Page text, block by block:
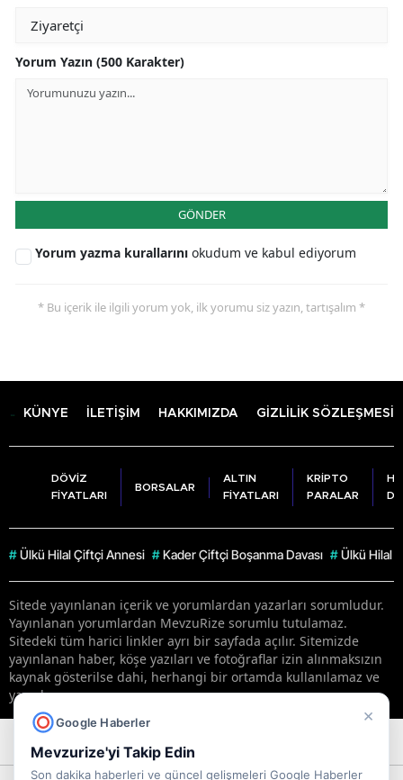
×
Google Haberler
Mevzurize'yi Takip Edin
Son dakika haberleri ve güncel gelişmeleri Google Haberler
Yorum Yazın (500 Karakter)
GÖNDER
Yorum yazma kurallarını okudum ve kabul ediyorum
* Bu içerik ile ilgili yorum yok, ilk yorumu siz yazın, tartışalım *
KÜNYE İLETİŞİM HAKKIMIZDA GİZLİLİK SÖZLEŞMESİ
DÖVİZ
FİYATLARI
BORSALAR
ALTIN
FİYATLARI
KRİPTO
PARALAR
# Ülkü Hilal Çiftçi Annesi # Kader Çiftçi Boşanma Davası # Ülkü Hilal
Sitede yayınlanan içerik ve yorumlardan yazarları sorumludur.
Yayınlanan yorumlardan MevzuRize sorumlu tutulamaz.
Sitedeki tüm harici linkler ayrı bir sayfada açılır. Sitemizde
yayınlanan haber, köşe yazıları ve fotoğraflar izin alınmaksızın
kaynak gösterilse dahi, herhangi bir ortamda kullanılamaz ve
yayınlanamaz